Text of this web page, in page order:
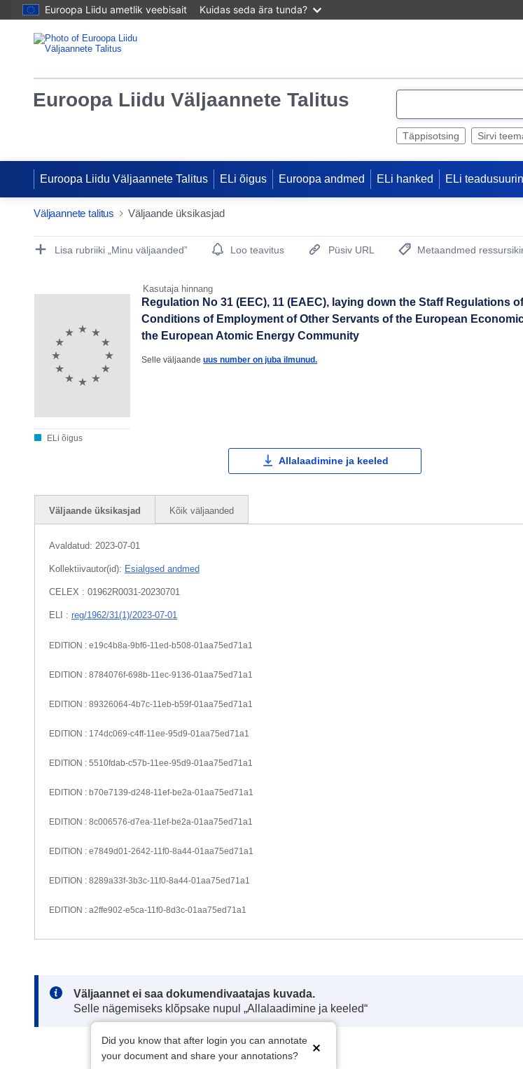
Euroopa Liidu ametlik veebisait Kuidas seda ära tunda?
Euroopa Liidu Väljaannete Talitus
e
Täppisotsing Sirvi
Euroopa Liidu Väljaannete Talitus ELi õigus Euroopa andmed ELi hanked ELi
Väljaannete talitus Väljaande üksikasjad
Publication Detail Actions Portlet
Lisa rubriiki „Minu väljaanded” Loo teavitus Püsiv URL
Metaandmed
Kasutaja hinnang
ELi õigus
Regulation No 31 (EEC), 11 (EAEC), laying down the Staff Regulations
Conditions of Employment of Other Servants of the European
the European Atomic Energy Community
Selle väljaandeuus number on juba ilmunud.
Allalaadimine ja keeled
Väljaande üksikasjad Kõik väljaanded
Avaldatud: 2023-07-01
Kollektiivautor(id): Esialgsed andmed
CELEX : 01962R0031-20230701
ELI : reg/1962/31(1)/2023-07-01
EDITION : e19c4b8a-9bf6-11ed-b508-01aa75ed71a1
EDITION : 8784076f-698b-11ec-9136-01aa75ed71a1
EDITION : 89326064-4b7c-11eb-b59f-01aa75ed71a1
EDITION : 174dc069-c4ff-11ee-95d9-01aa75ed71a1
EDITION : 5510fdab-c57b-11ee-95d9-01aa75ed71a1
EDITION : b70e7139-d248-11ef-be2a-01aa75ed71a1
EDITION : 8c006576-d7ea-11ef-be2a-01aa75ed71a1
EDITION : e7849d01-2642-11f0-8a44-01aa75ed71a1
EDITION : 8289a33f-3b3c-11f0-8a44-01aa75ed71a1
EDITION : a2ffe902-e5ca-11f0-8d3c-01aa75ed71a1
Note:
Väljaannet ei saa dokumendivaatajas kuvada.
Selle nägemiseks klõpsake nupul „Allalaadimine ja keeled“
Did you know that after login you can annotate
your document and share your annotations?